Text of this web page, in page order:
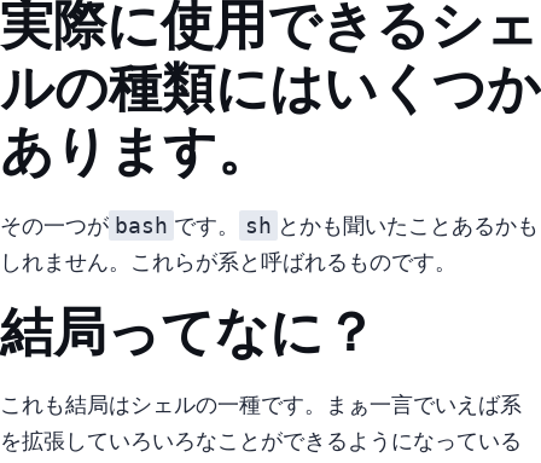
実際に使用できるシェ
ルの種類にはいくつか
あります。
その一つが bash です。 sh とかも聞いたことあるかも
しれません。 これらがsh系と呼ばれるものです。
結局zshってなに？
これも結局はシェルの一種です。 まぁ一言でいえばsh系
を拡張していろいろなことができるようになっている